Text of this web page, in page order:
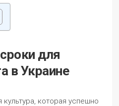
для
в Украине
которая успешно